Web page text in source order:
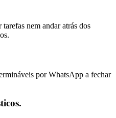
nem andar atrás dos
por WhatsApp a fechar